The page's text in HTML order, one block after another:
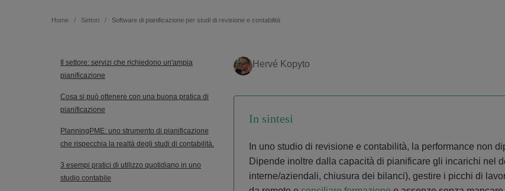
Home Settori Software di pianificazione per studi di revisione e contabilità
Il settore: servizi che richiedono un'ampia
pianificazione
Cosa si può ottenere con una buona pratica di
pianificazione
PlanningPME: uno strumento di pianificazione
che rispecchia la realtà degli studi di contabilità.
3 esempi pratici di utilizzo quotidiano in uno
studio contabile
Hervé Kopyto
In sintesi
In uno studio di revisione e contabilità, la performance non
Dipende inoltre dalla capacità di pianificare gli incarichi nel
interne/aziendali, chiusura dei bilanci), gestire i picchi di